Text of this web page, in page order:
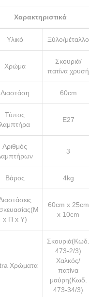
Χαρακτηριστικά
Υλικό Ξύλο/μέταλλο
Χρώμα
Σκουριά/
πατίνα χρυσή
Διαστάση 60cm
Τύπος
λαμπτήρα
Ε27
Αριθμός
3
Βάρος 4kg
x Π x Υ)
60cm x 25cm
x 10cm
Χρώματα
Σκουριά(Κωδ.
473-2/3)
Χαλκός/
πατίνα
μαύρη(Κωδ.
473-34/3)